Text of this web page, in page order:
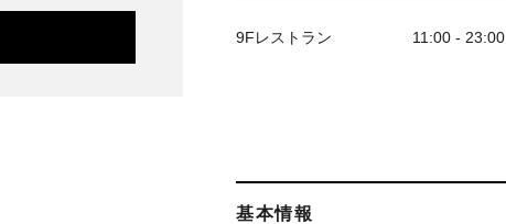
9Fレストラン 11:00 - 23:00
基本情報